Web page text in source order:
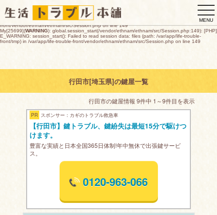
E_WARNING: session_start(): open(/var/app/life-trouble-
front/tmp/sess_7e3e7836e235cd4f32ad8a8a9258c108133e543c89d93940dab99573129af171,
O_RDWR) failed: デバイスに空き領域がありません (28) in /var/app/life-trouble-
front/vendor/ethnam/ethnam/src/Session.php on line 149
My[25699](WARNING): global.session_start(/vendor/ethnam/ethnam/src/Session.php:149): [PHP]
E_WARNING: session_start(): Failed to read session data: files (path: /var/app/life-trouble-
front/tmp) in /var/app/life-trouble-front/vendor/ethnam/ethnam/src/Session.php on line 149
MENU
行田市[埼玉県]の鍵屋一覧
行田市の鍵屋情報 9件中 1～9件目を表示
PR スポンサー：カギのトラブル救急車
【行田市】鍵トラブル、鍵紛失は最短15分で駆けつ
けます。
豊富な実績と日本全国365日体制!年中無休で出張鍵サービ
ス。
0120-963-066